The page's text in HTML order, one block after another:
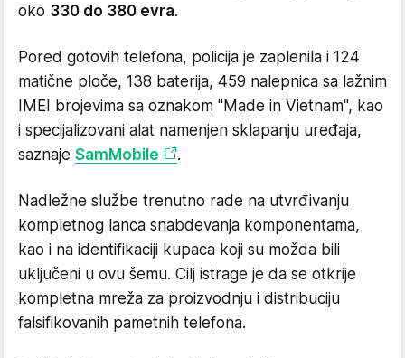
oko 330 do 380 evra.
Pored gotovih telefona, policija je zaplenila i 124
matične ploče, 138 baterija, 459 nalepnica sa lažnim
IMEI brojevima sa oznakom "Made in Vietnam", kao
i specijalizovani alat namenjen sklapanju uređaja,
saznaje SamMobile .
Nadležne službe trenutno rade na utvrđivanju
kompletnog lanca snabdevanja komponentama,
kao i na identifikaciji kupaca koji su možda bili
uključeni u ovu šemu. Cilj istrage je da se otkrije
kompletna mreža za proizvodnju i distribuciju
falsifikovanih pametnih telefona.